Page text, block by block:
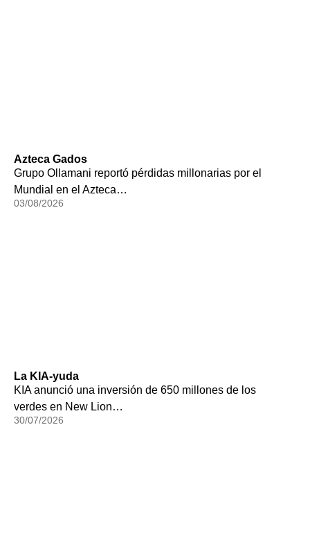
Azteca Gados
Grupo Ollamani reportó pérdidas millonarias por el
Mundial en el Azteca…
03/08/2026
La KIA-yuda
KIA anunció una inversión de 650 millones de los
verdes en New Lion…
30/07/2026